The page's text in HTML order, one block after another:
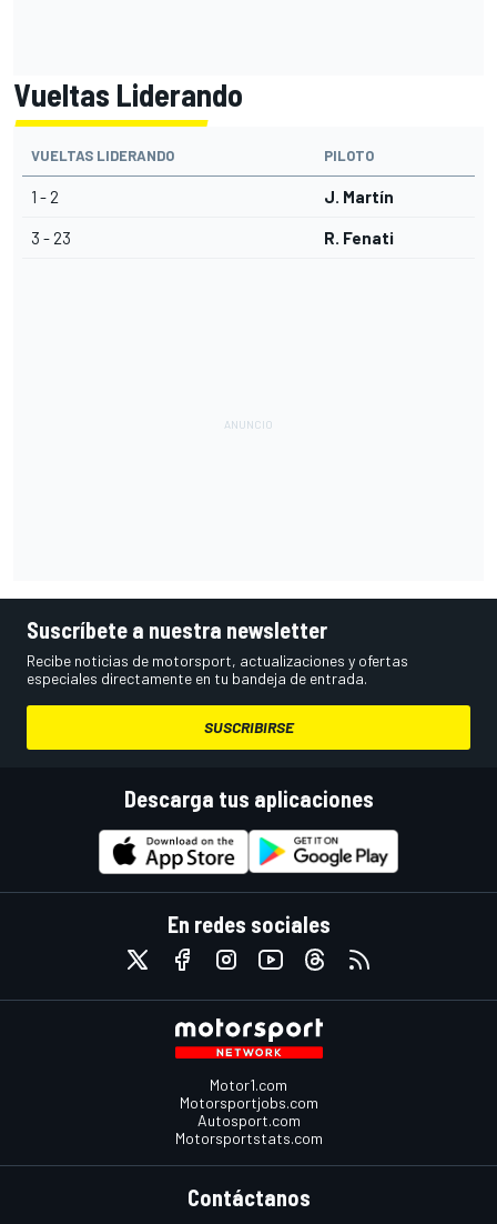
Vueltas Liderando
VUELTAS LIDERANDO PILOTO
1 - 2 J. Martín
3 - 23 R. Fenati
Suscríbete a nuestra newsletter
Recibe noticias de motorsport, actualizaciones y ofertas
especiales directamente en tu bandeja de entrada.
SUSCRIBIRSE
Descarga tus aplicaciones
En redes sociales
Motor1.com
Motorsportjobs.com
Autosport.com
Motorsportstats.com
Contáctanos